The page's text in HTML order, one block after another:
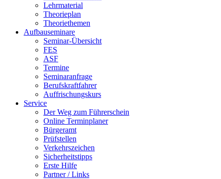
Lehrmaterial
Theorieplan
Theoriethemen
Aufbauseminare
Seminar-Übersicht
FES
ASF
Termine
Seminaranfrage
Berufskraftfahrer
Auffrischungskurs
Service
Der Weg zum Führerschein
Online Terminplaner
Bürgeramt
Prüfstellen
Verkehrszeichen
Sicherheitstipps
Erste Hilfe
Partner / Links